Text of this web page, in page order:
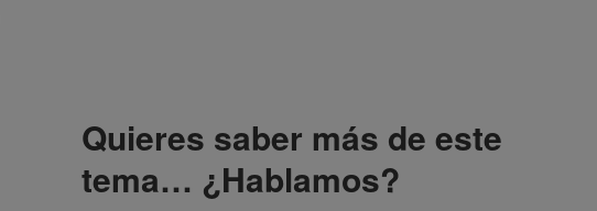
Quieres saber más de este
tema… ¿Hablamos?